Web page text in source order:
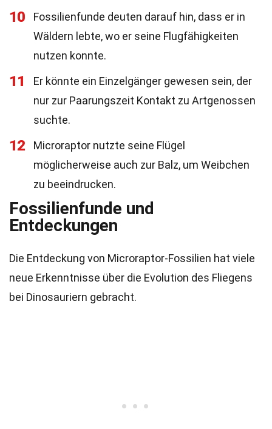
10
Fossilienfunde deuten darauf hin, dass er in
Wäldern lebte, wo er seine Flugfähigkeiten
nutzen konnte.
11
Er könnte ein Einzelgänger gewesen sein, der
nur zur Paarungszeit Kontakt zu Artgenossen
suchte.
12
Microraptor nutzte seine Flügel
möglicherweise auch zur Balz, um Weibchen
zu beeindrucken.
Fossilienfunde und
Entdeckungen
Die Entdeckung von Microraptor-Fossilien hat viele
neue Erkenntnisse über die Evolution des Fliegens
bei Dinosauriern gebracht.